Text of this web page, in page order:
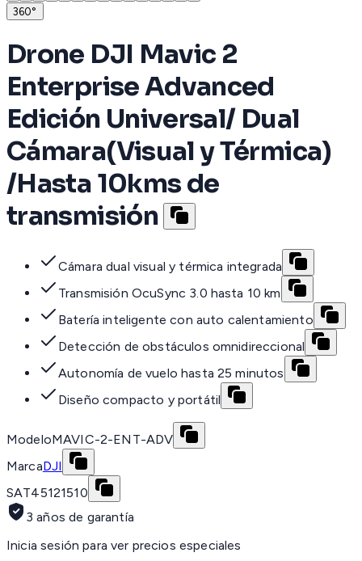
360°
Drone DJI Mavic 2
Enterprise Advanced
Edición Universal/ Dual
Cámara(Visual y Térmica)
/Hasta 10kms de
transmisión
Cámara dual visual y térmica integrada
Transmisión OcuSync 3.0 hasta 10 km
Batería inteligente con auto calentamiento
Detección de obstáculos omnidireccional
Autonomía de vuelo hasta 25 minutos
Diseño compacto y portátil
ModeloMAVIC-2-ENT-ADV
MarcaDJI
SAT45121510
3 años de garantía
Inicia sesión para ver precios especiales